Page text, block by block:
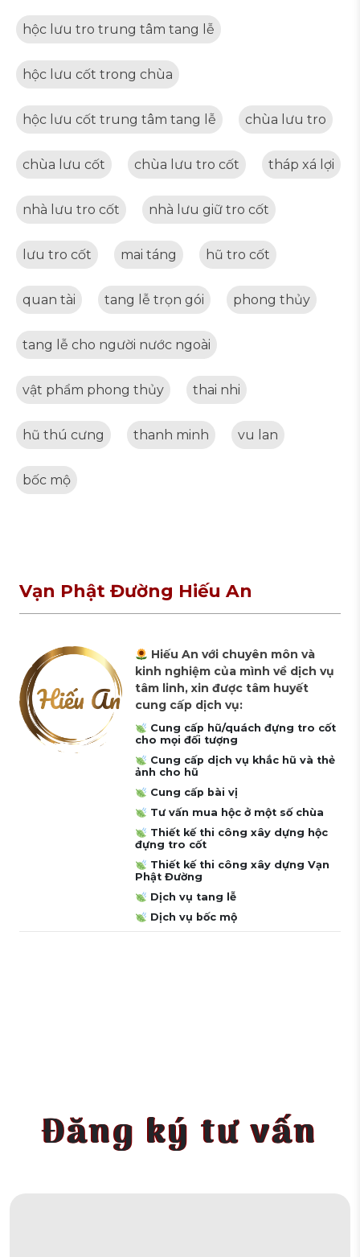
hộc lưu tro trung tâm tang lễ
hộc lưu cốt trong chùa
hộc lưu cốt trung tâm tang lễ chùa lưu tro
chùa lưu cốt chùa lưu tro cốt tháp xá lợi
nhà lưu tro cốt nhà lưu giữ tro cốt
lưu tro cốt mai táng hũ tro cốt
quan tài tang lễ trọn gói phong thủy
tang lễ cho người nước ngoài
vật phẩm phong thủy thai nhi
hũ thú cưng thanh minh vu lan
bốc mộ
Vạn Phật Đường Hiếu An
Hiếu An với chuyên môn và
kinh nghiệm của mình về dịch vụ
tâm linh, xin được tâm huyết
cung cấp dịch vụ:
Cung cấp hũ/quách đựng tro cốt
cho mọi đối tượng
Cung cấp dịch vụ khắc hũ và thẻ
ảnh cho hũ
Cung cấp bài vị
Tư vấn mua hộc ở một số chùa
Thiết kế thi công xây dựng hộc
đựng tro cốt
Thiết kế thi công xây dựng Vạn
Phật Đường
Dịch vụ tang lễ
Dịch vụ bốc mộ
Đăng ký tư vấn